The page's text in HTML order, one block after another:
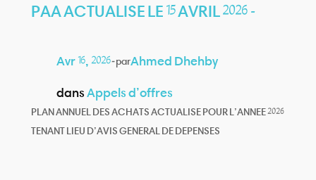
PAA ACTUALISE LE 15 AVRIL 2026 –
Avr 16, 2026—parAhmed Dhehby
dans Appels d’offres
PLAN ANNUEL DES ACHATS ACTUALISE POUR L’ANNEE 2026
TENANT LIEU D’AVIS GENERAL DE DEPENSES